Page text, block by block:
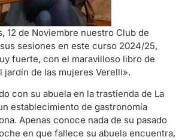
12 de Noviembre nuestro Club de
sesiones en este curso 2024/25,
fuerte, con el maravilloso libro de
jardín de las mujeres Verelli».
con su abuela en la trastienda de La
establecimiento de gastronomía
Apenas conoce nada de su pasado
en que fallece su abuela encuentra,